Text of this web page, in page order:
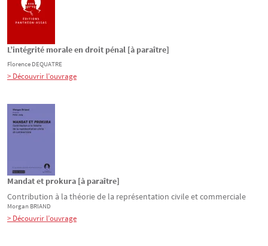
L’intégrité morale en droit pénal [à paraître]
Florence DEQUATRE
> Découvrir l’ouvrage
Mandat et prokura [à paraître]
Contribution à la théorie de la représentation civile et commerciale
Morgan BRIAND
> Découvrir l’ouvrage